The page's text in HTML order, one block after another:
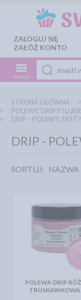
ZALOGUJ SIĘ
ZAŁÓŻ KONTO
MENU
STRONA GŁÓWNA
POLEWY, DRIPY I
DRIP - POLEWY
DRIP -
SORTUJ: NAZWA
POLEWA DRIP